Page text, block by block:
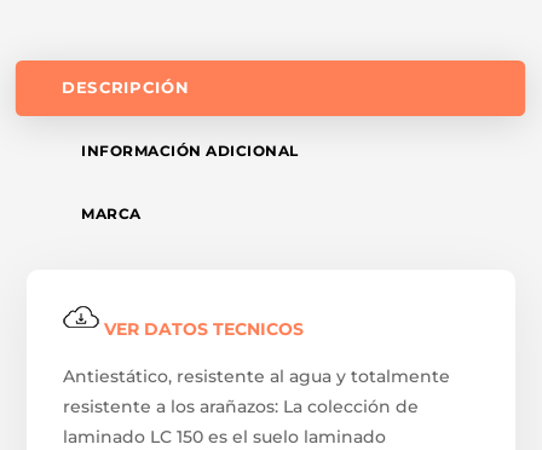
DESCRIPCIÓN
INFORMACIÓN ADICIONAL
MARCA
VER DATOS TECNICOS
Antiestático, resistente al agua y totalmente
resistente a los arañazos: La colección de
laminado LC 150 es el suelo laminado